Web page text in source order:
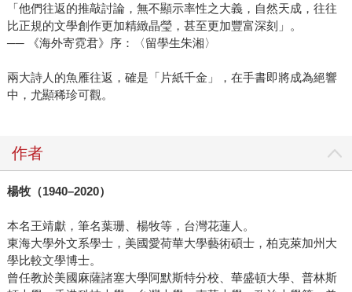
「他們往返的推敲討論，無不顯示率性之大義，自然天成，往往
比正規的文學創作更加精緻晶瑩，甚至更加豐富深刻」。
── 《海外寄霓君》序：〈留學生朱湘〉
兩大詩人的魚雁往返，確是「片紙千金」，在手書即將成為絕響
中，尤顯稀珍可觀。
作者
楊牧（1940–2020）
本名王靖獻，筆名葉珊、楊牧等，台灣花蓮人。
東海大學外文系學士，美國愛荷華大學藝術碩士，柏克萊加州大
學比較文學博士。
曾任教於美國麻薩諸塞大學阿默斯特分校、華盛頓大學、普林斯